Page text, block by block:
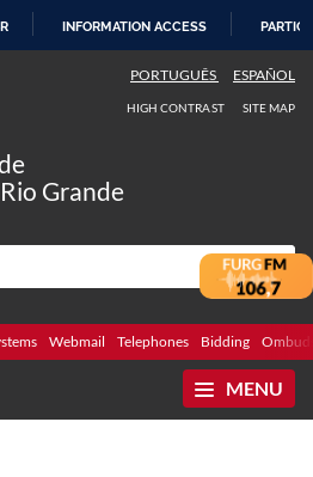
INFORMATION ACCESS
PORTUGUÊS ESPAÑOL
HIGH CONTRAST SITE MAP
Grande
Webmail Telephones Bidding
MENU